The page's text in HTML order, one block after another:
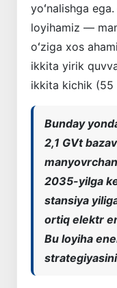
yoʻnalishga
loyihamiz —
oʻziga xos
ikkita yirik
ikkita kichik (55
Bunday
2,1 GVt
2035-yilga
stansiya
ortiq elektr
Bu loyiha